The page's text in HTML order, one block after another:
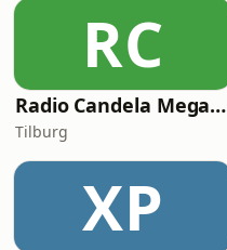
RC
Radio Candela Mega Classics Hits
Tilburg
XP